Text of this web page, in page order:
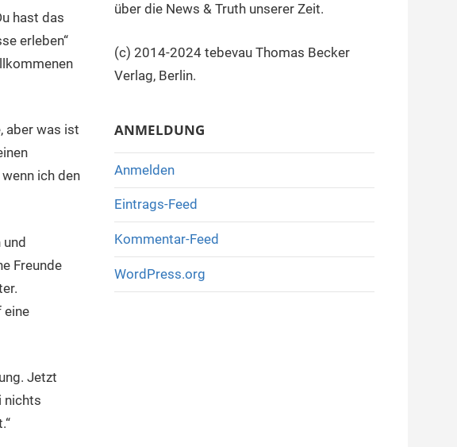
hast das
erleben“
aber was ist
ich den
und
Freunde
eine
Jetzt
nichts
über die News & Truth unserer Zeit.
(c) 2014-2024 tebevau Thomas Becker
Verlag, Berlin.
ANMELDUNG
Anmelden
Eintrags-Feed
Kommentar-Feed
WordPress.org